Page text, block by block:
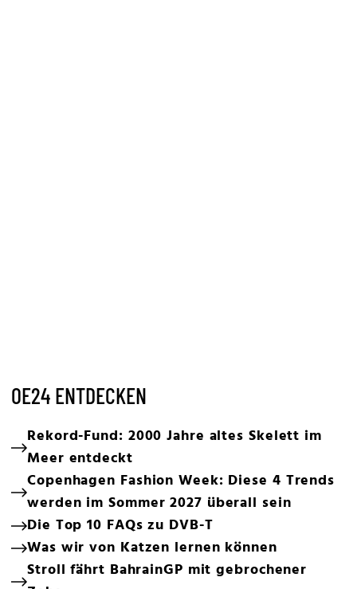
OE24 ENTDECKEN
Rekord-Fund: 2000 Jahre altes Skelett im
Meer entdeckt
Copenhagen Fashion Week: Diese 4 Trends
werden im Sommer 2027 überall sein
Die Top 10 FAQs zu DVB-T
Was wir von Katzen lernen können
Stroll fährt BahrainGP mit gebrochener